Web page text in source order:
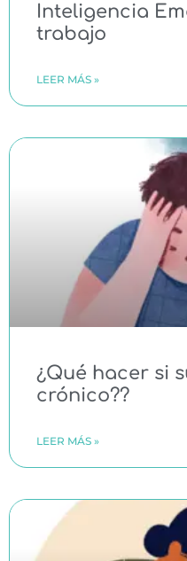
Inteligencia
trabajo
LEER MÁS »
¿Qué hacer si
crónico??
LEER MÁS »